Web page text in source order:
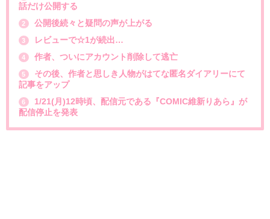
話だけ公開する
2 公開後続々と疑問の声が上がる
3 レビューで☆1が続出…
4 作者、ついにアカウント削除して逃亡
5
その後、作者と思しき人物がはてな匿名ダイアリーにて
記事をアップ
6
1/21(月)12時頃、配信元である『COMIC維新りあら』が
配信停止を発表